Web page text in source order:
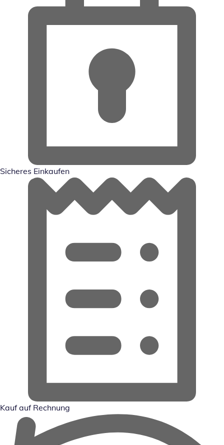
Sicheres Einkaufen
Kauf auf Rechnung